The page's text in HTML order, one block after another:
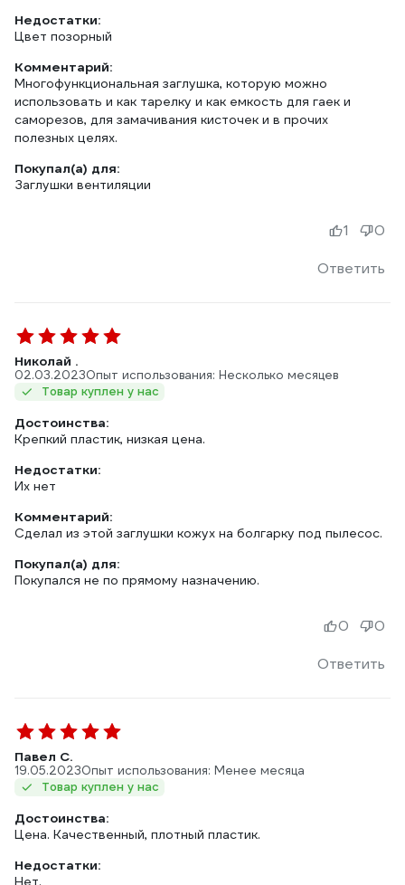
Недостатки:
Цвет позорный
Комментарий:
Многофункциональная заглушка, которую можно
использовать и как тарелку и как емкость для гаек и
саморезов, для замачивания кисточек и в прочих
полезных целях.
Покупал(а) для:
Заглушки вентиляции
Ответить
1 0
Николай .
02.03.2023Опыт использования: Несколько месяцев
Товар куплен у нас
Достоинства:
Недостатки:
Их нет
Комментарий:
Сделал из этой заглушки кожух на болгарку под пылесос.
Покупал(а) для:
Покупался не по прямому назначению.
Ответить
0 0
Павел С.
19.05.2023Опыт использования: Менее месяца
Товар куплен у нас
Достоинства:
Цена. Качественный, плотный пластик.
Недостатки:
Нет.